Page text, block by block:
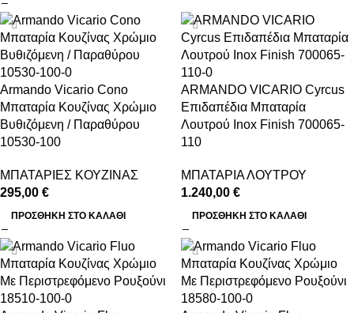
Armando Vicario Cono
Μπαταρία Κουζίνας Χρώμιο
Βυθιζόμενη / Παραθύρου
10530-100
ΜΠΑΤΑΡΙΕΣ ΚΟΥΖΙΝΑΣ
295,00 €
ΠΡΟΣΘΉΚΗ ΣΤΟ ΚΑΛΆΘΙ
ARMANDO VICARIO Cyrcus
Επιδαπέδια Μπαταρία
Λουτρού Inox Finish 700065-
110
ΜΠΑΤΑΡΙΑ ΛΟΥΤΡΟΥ
1.240,00 €
ΠΡΟΣΘΉΚΗ ΣΤΟ ΚΑΛΆΘΙ